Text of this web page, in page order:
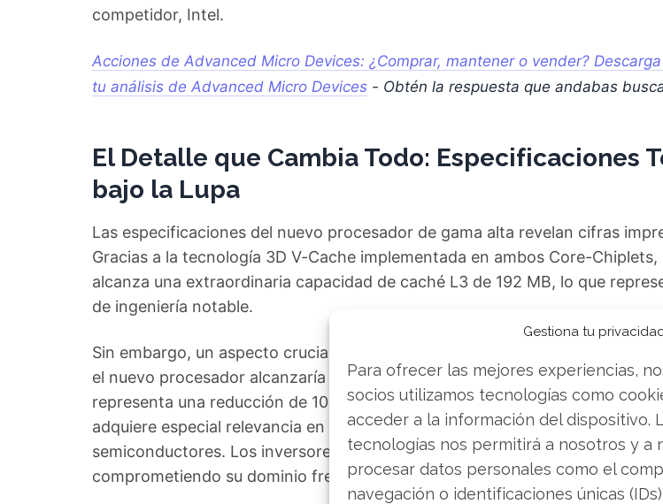
Gestiona tu
Para ofrecer las mejores experiencias,
socios utilizamos tecnologías como
acceder a la información del dispositivo.
tecnologías nos permitirá a nosotros y a
procesar datos personales como el
navegación o identificaciones únicas
competidor, Intel.
Acciones de Advanced Micro Devices: ¿Comprar, mantener o vender?
tu análisis de Advanced Micro Devices - Obtén la respuesta que andabas
El Detalle que Cambia Todo: Especificaciones
bajo la Lupa
Las especificaciones del nuevo procesador de gama alta revelan cifras
Gracias a la tecnología 3D V-Cache implementada en ambos Core-Chiplets,
alcanza una extraordinaria capacidad de caché L3 de 192 MB, lo que
de ingeniería notable.
Sin embargo, un aspecto crucial ha empañado el entusiasmo inicial: se ha
el nuevo procesador alcanzaría una frecuencia de reloj máxima de solo 5,6
representa una reducción de 100 MHz respecto al modelo anterior, un
adquiere especial relevancia en la ferozmente competitiva industria de los
semiconductores. Los inversores se preguntan ahora si AMD podría estar
comprometiendo su dominio frente a la competencia directa.